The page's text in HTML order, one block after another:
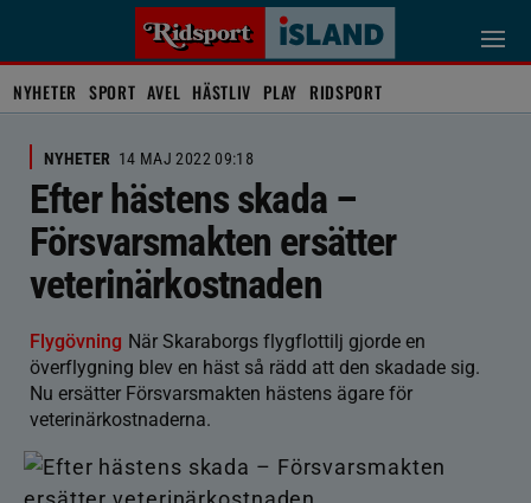
NYHETER SPORT AVEL HÄSTLIV PLAY RIDSPORT
NYHETER 14 MAJ 2022 09:18
Efter hästens skada –
Försvarsmakten ersätter
veterinärkostnaden
Flygövning När Skaraborgs flygflottilj gjorde en
överflygning blev en häst så rädd att den skadade sig.
Nu ersätter Försvarsmakten hästens ägare för
veterinärkostnaderna.